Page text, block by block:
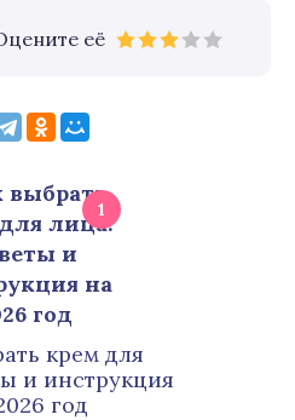
её
1
крем для
и инструкция
год